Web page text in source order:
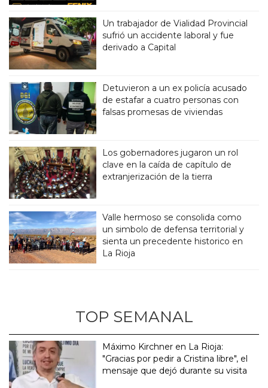
Un trabajador de Vialidad Provincial
sufrió un accidente laboral y fue
derivado a Capital
Detuvieron a un ex policía acusado
de estafar a cuatro personas con
falsas promesas de viviendas
Los gobernadores jugaron un rol
clave en la caída de capítulo de
extranjerización de la tierra
Valle hermoso se consolida como
un simbolo de defensa territorial y
sienta un precedente historico en
La Rioja
TOP SEMANAL
Máximo Kirchner en La Rioja:
"Gracias por pedir a Cristina libre", el
mensaje que dejó durante su visita